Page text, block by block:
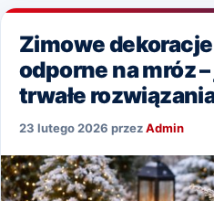
Zimowe
odporne na mróz
trwałe
23 lutego 2026 przezAdmin